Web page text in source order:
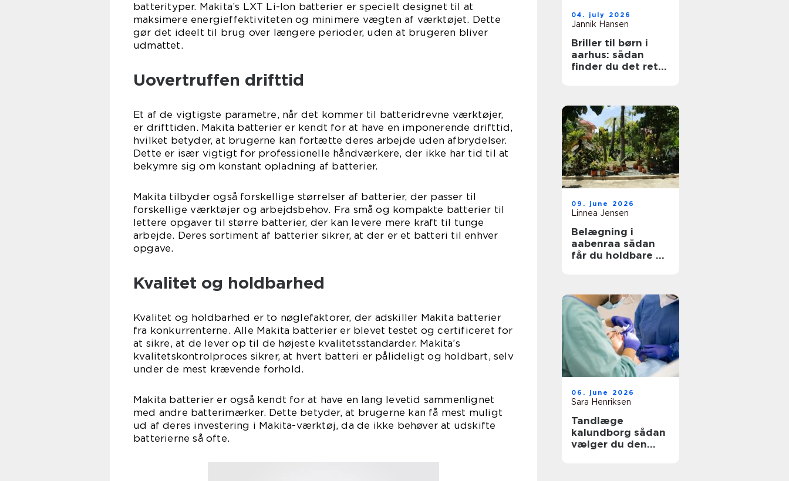
batterityper. Makita’s LXT Li-Ion batterier er specielt designet til at
maksimere energieffektiviteten og minimere vægten af værktøjet. Dette
gør det ideelt til brug over længere perioder, uden at brugeren bliver
udmattet.
Uovertruffen drifttid
Et af de vigtigste parametre, når det kommer til batteridrevne værktøjer,
er drifttiden. Makita batterier er kendt for at have en imponerende drifttid,
hvilket betyder, at brugerne kan fortætte deres arbejde uden afbrydelser.
Dette er især vigtigt for professionelle håndværkere, der ikke har tid til at
bekymre sig om konstant opladning af batterier.
Makita tilbyder også forskellige størrelser af batterier, der passer til
forskellige værktøjer og arbejdsbehov. Fra små og kompakte batterier til
lettere opgaver til større batterier, der kan levere mere kraft til tunge
arbejde. Deres sortiment af batterier sikrer, at der er et batteri til enhver
opgave.
Kvalitet og holdbarhed
Kvalitet og holdbarhed er to nøglefaktorer, der adskiller Makita batterier
fra konkurrenterne. Alle Makita batterier er blevet testet og certificeret for
at sikre, at de lever op til de højeste kvalitetsstandarder. Makita’s
kvalitetskontrolproces sikrer, at hvert batteri er pålideligt og holdbart, selv
under de mest krævende forhold.
Makita batterier er også kendt for at have en lang levetid sammenlignet
med andre batterimærker. Dette betyder, at brugerne kan få mest muligt
ud af deres investering i Makita-værktøj, da de ikke behøver at udskifte
batterierne så ofte.
04. july 2026
Jannik Hansen
Briller til børn i
aarhus: sådan
finder du det rette
09. june 2026
Linnea Jensen
Belægning i
aabenraa sådan
får du holdbare og
06. june 2026
Sara Henriksen
Tandlæge
kalundborg sådan
vælger du den